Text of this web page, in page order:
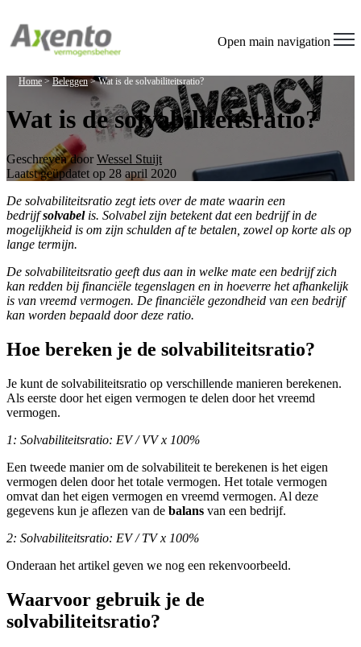
Open main navigation
Home>Beleggen>Wat is de solvabiliteitsratio?
Wat is de solvabiliteitsratio?
Geschreven door Wessel Stuijt
Laatst geüpdatet op 28 april 2020
De solvabiliteitsratio zegt iets over de mate waarin een
bedrijfsolvabelis. Solvabel zijn betekent dat een bedrijf in de
mogelijkheid is om zijn schulden af te betalen, zowel op korte als op
lange termijn.
De solvabiliteitsratio geeft dus aan in welke mate een bedrijf zich
kan redden bij financiële tegenslagen en in hoeverre het afhankelijk
is van vreemd vermogen. De financiële gezondheid van een bedrijf
kan worden bepaald door deze ratio.
Hoe bereken je de solvabiliteitsratio?
Je kunt de solvabiliteitsratio op verschillende manieren berekenen.
Als eerste door het eigen vermogen te delen door het vreemd
vermogen.
1: Solvabiliteitsratio: EV / VV x 100%
Een tweede manier om de solvabiliteit te berekenen is het eigen
vermogen delen door het totale vermogen. Het totale vermogen
omvat dan het eigen vermogen en vreemd vermogen. Al deze
gegevens kun je aflezen van de balans van een bedrijf.
2: Solvabiliteitsratio: EV / TV x 100%
Onderaan het artikel geven we nog een rekenvoorbeeld.
Waarvoor gebruik je de
solvabiliteitsratio?